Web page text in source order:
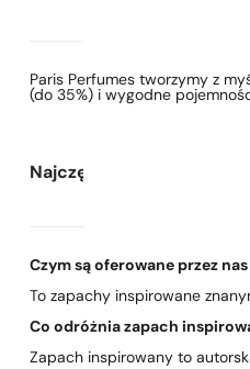
Paris Perfumes tworzymy z
(do 35%) i wygodne
Najczęściej zadawane
Czym są oferowane przez
To zapachy inspirowane
Co odróżnia zapach
Zapach inspirowany to